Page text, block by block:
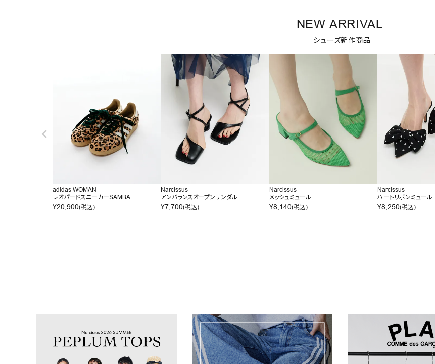
NEW ARRIVAL
シューズ新作商品
adidas WOMAN
レオパードスニーカーSAMBA
¥20,900(税込)
Narcissus
アンバランスオープンサンダル
¥7,700(税込)
Narcissus
メッシュミュール
¥8,140(税込)
Narcissus
ハートリボンミュール
¥8,250(税込)